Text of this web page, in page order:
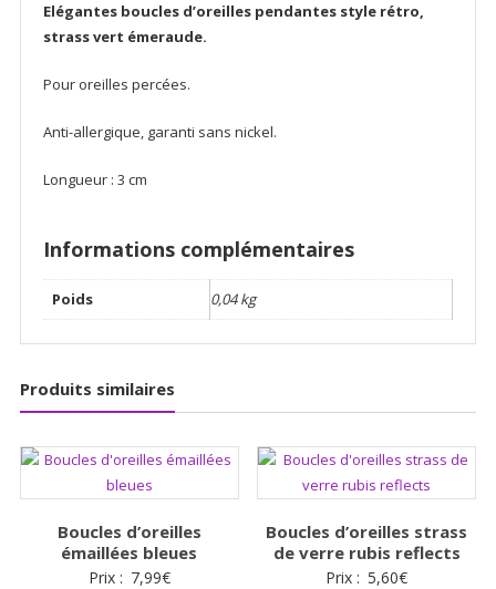
Elégantes boucles d’oreilles pendantes style rétro,
strass vert émeraude.
Pour oreilles percées.
Anti-allergique, garanti sans nickel.
Longueur : 3 cm
Informations complémentaires
Poids 0,04 kg
Produits similaires
Boucles d’oreilles
émaillées bleues
Prix : 7,99€
Boucles d’oreilles strass
de verre rubis reflects
Prix : 5,60€